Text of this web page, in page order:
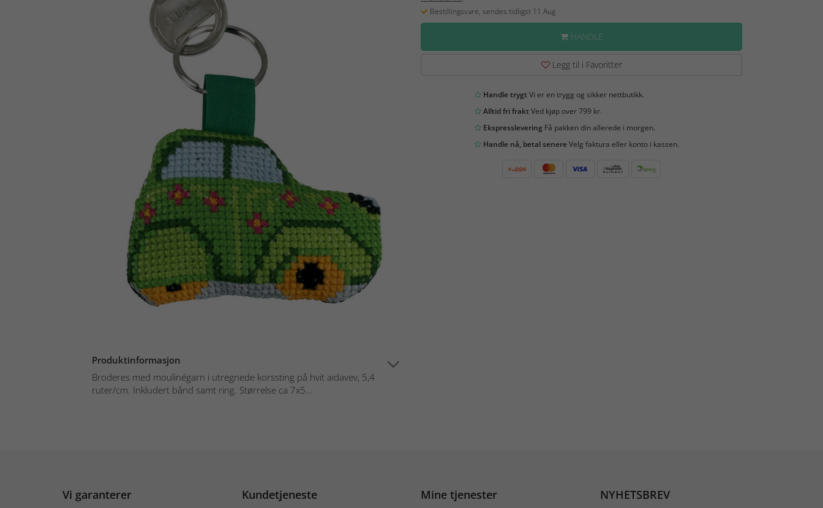
Produktinformasjon
Broderes med moulinégarn i utregnede korssting på hvit aidavev, 5,4
ruter/cm. Inkludert bånd samt ring. Størrelse ca 7x5...
Bestillingsvare, sendes tidligst 11 Aug
HANDLE
Legg til i Favoritter
Handle trygtVi er en trygg og sikker nettbutikk.
Alltid fri fraktVed kjøp over 799 kr.
EkspressleveringFå pakken din allerede i morgen.
Handle nå, betal senereVelg faktura eller konto i kassen.
Vi garanterer Kundetjeneste Mine tjenester NYHETSBREV